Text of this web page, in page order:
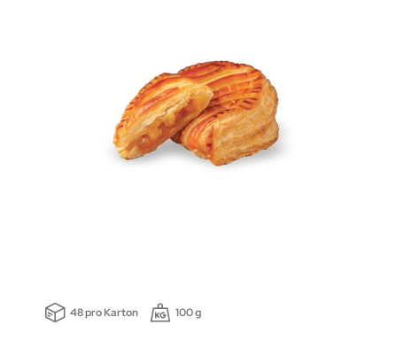
48 pro Karton 100 g